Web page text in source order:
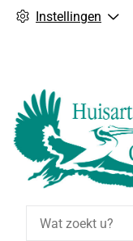
Instellingen